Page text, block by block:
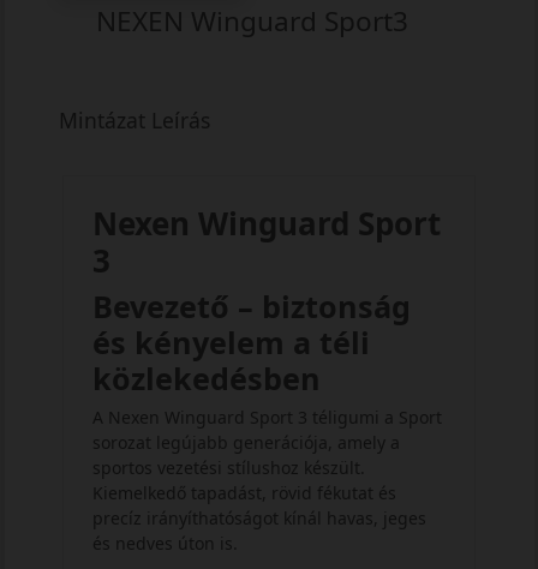
NEXEN Winguard Sport3
Mintázat Leírás
Nexen Winguard Sport
3
Bevezető – biztonság
és kényelem a téli
közlekedésben
A Nexen Winguard Sport 3 téligumi a Sport
sorozat legújabb generációja, amely a
sportos vezetési stílushoz készült.
Kiemelkedő tapadást, rövid fékutat és
precíz irányíthatóságot kínál havas, jeges
és nedves úton is.